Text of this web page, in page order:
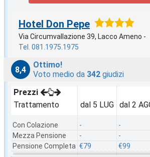
Hotel Don Pepe
Via Circumvallazione 39, Lacco Ameno -
Tel. 081.1975.1975
8,4
Ottimo!
Voto medio da 342 giudizi
Prezzi
Trattamento
Con Colazione
Mezza Pensione
Pensione Completa
dal 5 LUG
-
-
€79
dal 2
-
-
€99